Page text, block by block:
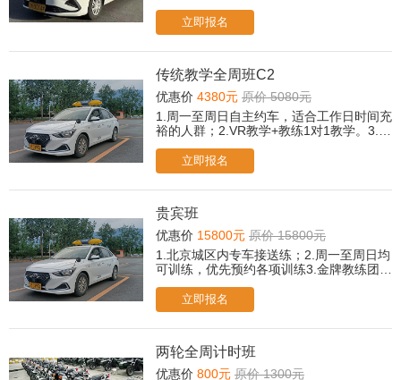
听可后台提交报名，老师会尽快与您联
系！）
立即报名
传统教学全周班C2
优惠价 4380元 原价 5080元
1.周一至周日自主约车，适合工作日时间充
裕的人群；2.VR教学+教练1对1教学。3.所
听可后台提交报名，老师会尽快与您联
系！）
立即报名
贵宾班
优惠价 15800元 原价 15800元
1.北京城区内专车接送练；2.周一至周日均
可训练，优先预约各项训练3.金牌教练团队
人工+智能/传统教学双模式，自由选择；5.
专属贵宾休息室茶歇、冷饮、小食、餐
点；6.取证后，赠送摩托车驾驶培训课程；
立即报名
两轮全周计时班
优惠价 800元 原价 1300元